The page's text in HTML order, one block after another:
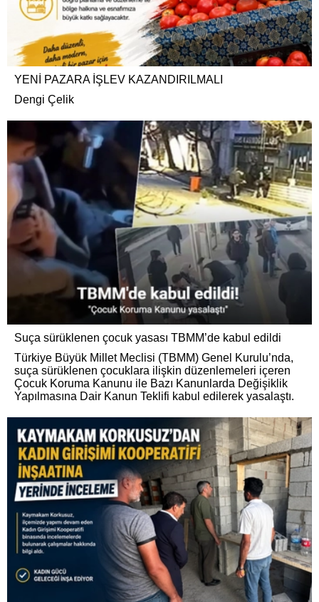
YENİ PAZARA İŞLEV KAZANDIRILMALI
Dengi Çelik
Suça sürüklenen çocuk yasası TBMM’de kabul edildi
Türkiye Büyük Millet Meclisi (TBMM) Genel Kurulu’nda,
suça sürüklenen çocuklara ilişkin düzenlemeleri içeren
Çocuk Koruma Kanunu ile Bazı Kanunlarda Değişiklik
Yapılmasına Dair Kanun Teklifi kabul edilerek yasalaştı.